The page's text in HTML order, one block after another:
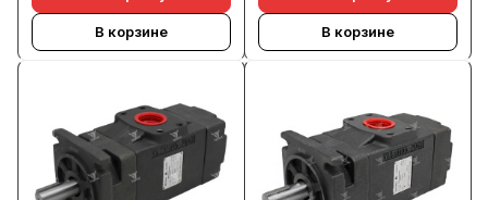
В корзине В корзине